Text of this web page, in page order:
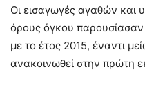
Οι εισαγωγές αγαθών και
όρους όγκου
με το έτος 2015, έναντι
ανακοινωθεί στην πρώτη